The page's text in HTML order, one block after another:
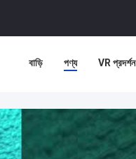
বাড়ি পণ্য VR প্রদর্শন